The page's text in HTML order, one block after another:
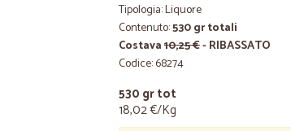
Tipologia: Liquore
Contenuto:530 gr totali
Costava10,25 €- RIBASSATO
Codice: 68274
530 gr tot
18,02 €/Kg